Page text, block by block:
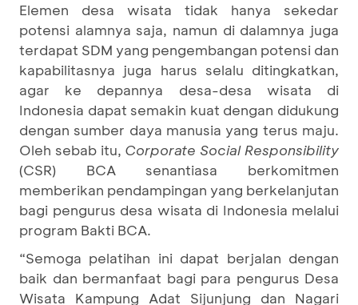
Elemen desa wisata tidak hanya sekedar
potensi alamnya saja, namun di dalamnya juga
terdapat SDM yang pengembangan potensi dan
kapabilitasnya juga harus selalu ditingkatkan,
agar ke depannya desa-desa wisata di
Indonesia dapat semakin kuat dengan didukung
dengan sumber daya manusia yang terus maju.
Oleh sebab itu, Corporate Social Responsibility
(CSR) BCA senantiasa berkomitmen
memberikan pendampingan yang berkelanjutan
bagi pengurus desa wisata di Indonesia melalui
program Bakti BCA.
“Semoga pelatihan ini dapat berjalan dengan
baik dan bermanfaat bagi para pengurus Desa
Wisata Kampung Adat Sijunjung dan Nagari